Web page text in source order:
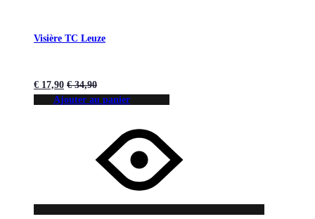
Visière TC Leuze
€ 17,90 €34,90
Ajouter au panier